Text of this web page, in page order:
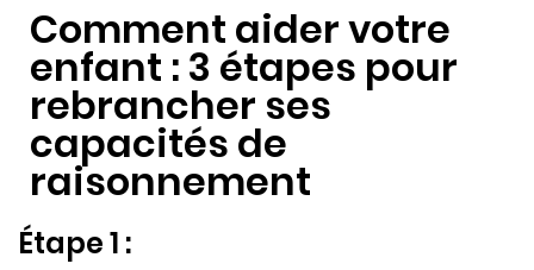
Comment aider votre
enfant : 3 étapes pour
rebrancher ses
capacités de
raisonnement
Étape 1 :